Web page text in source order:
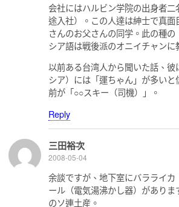
会社にはハルビン学院の出身者
途入社）。この人達は紳士で真
さんのお父さんの同学。此の種
シア語は戦後派のオニイチャンに
以前ある台湾人から聞いた話、
シア）には「運ちゃん」が多い
前が「○○スキー（司機）」。
Reply
三田裕次
2008-05-04
余談ですが、地下室にバラライ
ール（電気湯沸かし器）があり
のソ連土産。